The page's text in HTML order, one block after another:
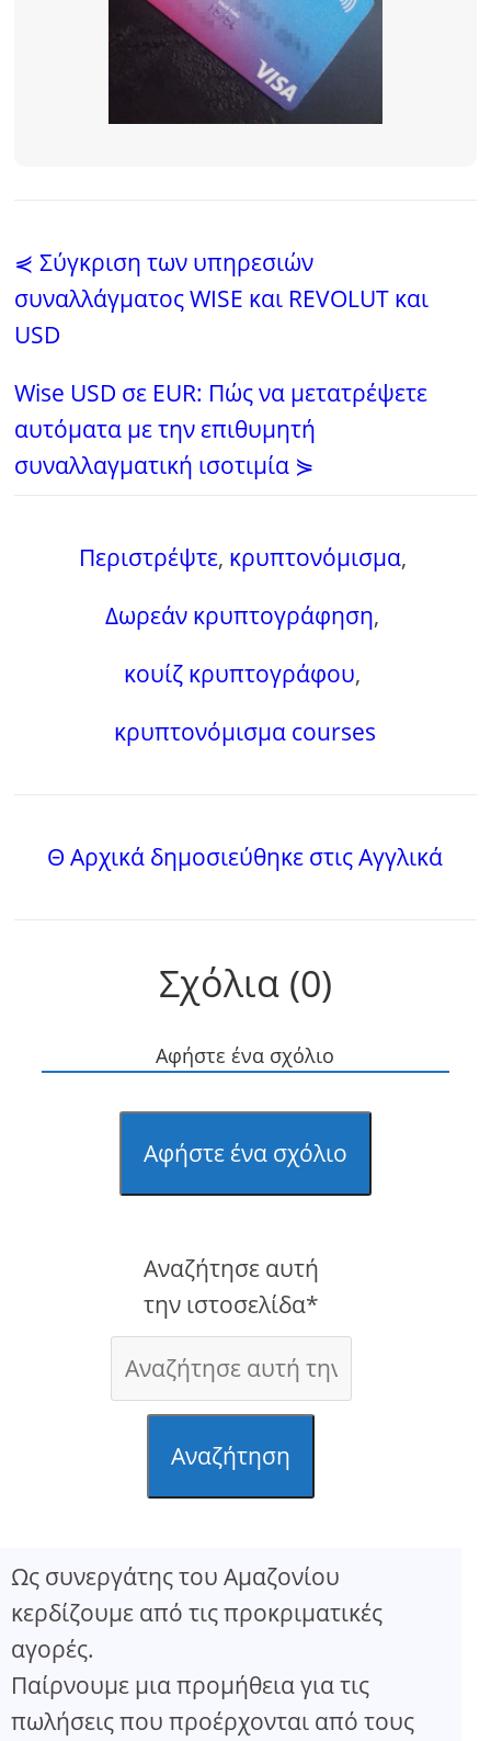
⋞ Σύγκριση των υπηρεσιών
συναλλάγματος WISE και REVOLUT και
USD
Wise USD σε EUR: Πώς να μετατρέψετε
αυτόματα με την επιθυμητή
συναλλαγματική ισοτιμία ⋟
Περιστρέψτε, κρυπτονόμισμα,
Δωρεάν κρυπτογράφηση,
κουίζ κρυπτογράφου,
κρυπτονόμισμα courses
Θ Αρχικά δημοσιεύθηκε στις Αγγλικά
Σχόλια (0)
Αφήστε ένα σχόλιο
Αφήστε ένα σχόλιο
Αναζήτησε αυτή
την ιστοσελίδα*
Αναζήτηση
Ως συνεργάτης του Αμαζονίου
κερδίζουμε από τις προκριματικές
αγορές.
Παίρνουμε μια προμήθεια για τις
πωλήσεις που προέρχονται από τους